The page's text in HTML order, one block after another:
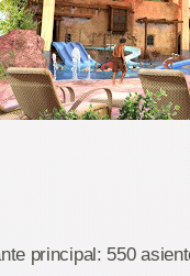
principal: 550